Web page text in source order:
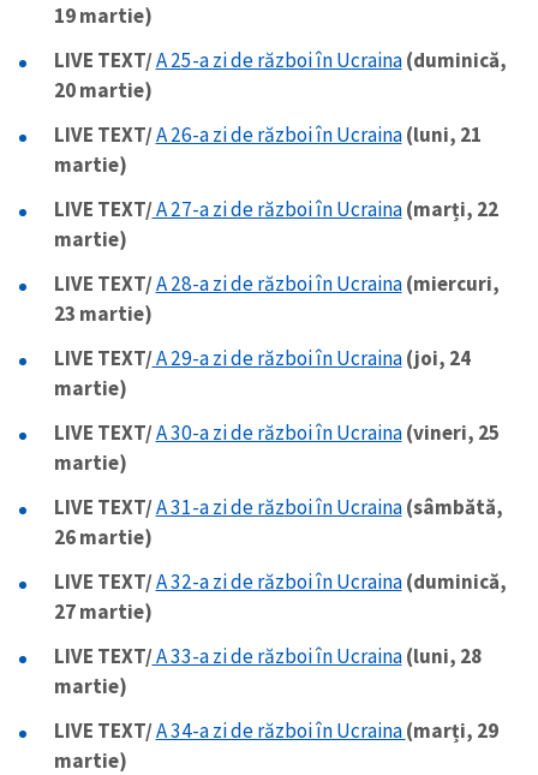
19 martie)
LIVE TEXT/A 25-a zi de război în Ucraina(duminică,
20 martie)
LIVE TEXT/A 26-a zi de război în Ucraina(luni, 21
martie)
LIVE TEXT/A 27-a zi de război în Ucraina(marți, 22
martie)
LIVE TEXT/A 28-a zi de război în Ucraina(miercuri,
23 martie)
LIVE TEXT/A 29-a zi de război în Ucraina(joi, 24
martie)
LIVE TEXT/A 30-a zi de război în Ucraina(vineri, 25
martie)
LIVE TEXT/A 31-a zi de război în Ucraina(sâmbătă,
26 martie)
LIVE TEXT/A 32-a zi de război în Ucraina(duminică,
27 martie)
LIVE TEXT/A 33-a zi de război în Ucraina(luni, 28
martie)
LIVE TEXT/A 34-a zi de război în Ucraina(marți, 29
martie)